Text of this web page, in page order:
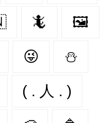
🦎 🖼
😜 ⛄
( . 人 . )